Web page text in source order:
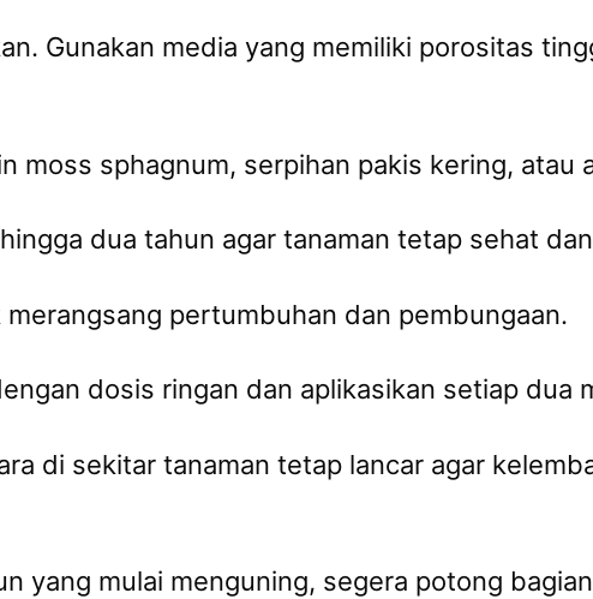
Gunakan media yang memiliki porositas
moss sphagnum, serpihan pakis kering, atau
dua tahun agar tanaman tetap sehat
pertumbuhan dan pembungaan.
dosis ringan dan aplikasikan setiap dua
di sekitar tanaman tetap lancar agar
yang mulai menguning, segera potong